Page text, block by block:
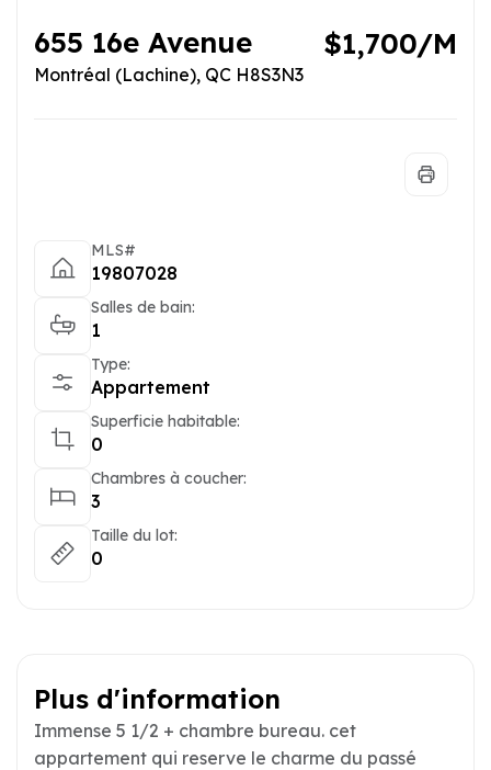
655 16e Avenue
Montréal (Lachine), QC H8S3N3
$1,700/M
MLS#
19807028
Salles de bain:
1
Type:
Appartement
Superficie habitable:
0
Chambres à coucher:
3
Taille du lot:
0
Plus d'information
Immense 5 1/2 + chambre bureau. cet
appartement qui reserve le charme du passé